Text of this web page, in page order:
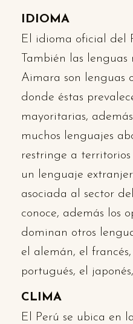
IDIOMA
El idioma oficial del
También las
Aimara son lenguas
donde éstas
mayoritarias,
muchos lenguajes
restringe a
un lenguaje
asociada al sector
conoce, además los
dominan otros
el alemán, el
portugués, el
CLIMA
El Perú se ubica en